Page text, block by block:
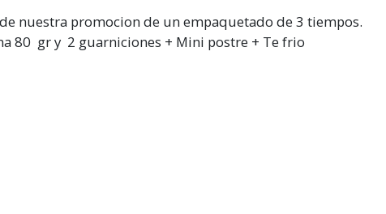
nuestra promocion de un empaquetado de 3 tiempos.
80 gr y 2 guarniciones + Mini postre + Te frio